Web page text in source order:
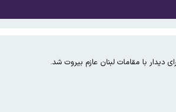
با مقامات لبنان عازم بیروت شد.